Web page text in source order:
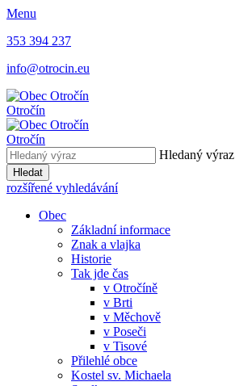
Menu
353 394 237
info@otrocin.eu
Otročín
Otročín
Hledaný výraz
Hledat
rozšířené vyhledávání
Obec
Základní informace
Znak a vlajka
Historie
Tak jde čas
v Otročíně
v Brti
v Měchově
v Poseči
v Tisové
Přilehlé obce
Kostel sv. Michaela